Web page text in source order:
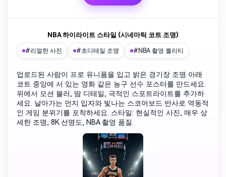
NBA 하이라이트 스타일 (시네마틱 코트 조명)
#리얼한 사진 #초디테일 조명 #NBA 촬영 퀄리티
업로드된 사람이 프로 유니폼을 입고 밝은 경기장 조명 아래
코트 중앙에 서 있는 영화 같은 농구 선수 포스터를 만드세요.
위에서 모션 블러, 땀 디테일, 극적인 스포트라이트를 추가하
세요. 날아가는 먼지 입자와 빛나는 스코어보드 반사로 역동적
인 게임 분위기를 포착하세요. 스타일: 현실적인 사진, 매우 상
세한 조명, 8K 선명도, NBA 촬영 품질.